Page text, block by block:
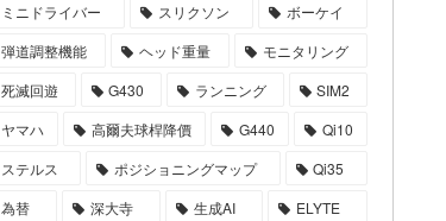
ミニドライバー
スリクソン
ボーケイ
弾道調整機能
ヘッド重量
モニタリング
死滅回遊
G430 ランニング
SIM2
ヤマハ
高爾夫球桿降價 G440
Qi10
ステルス
ポジショニングマップ
Qi35
為替
深大寺 生成AI
ELYTE